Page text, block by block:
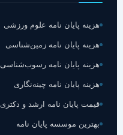
هزینه پایان نامه علوم ورزشی
هزینه پایان نامه زمین‌شناسی
هزینه پایان نامه رسوب‌شناسی
هزینه پایان نامه چینه‌نگاری
قیمت پایان نامه ارشد و دکتری
بهترین موسسه پایان نامه